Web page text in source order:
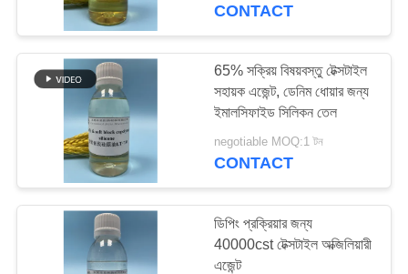
সাইট
ম্যাপ
PRIVACY
POLICY
সিলিকন ব্লক কপোলিমার
সিলিকন স্মুথিং এজেন্ট
CONTACT
65% সক্রিয় বিষয়বস্তু টেক্সটাইল
সহায়ক এজেন্ট, ডেনিম ধোয়ার জন্য
ইমালসিফাইড সিলিকন তেল
negotiable MOQ:1 টন
CONTACT
ডিপিং প্রক্রিয়ার জন্য
40000cst টেক্সটাইল অক্জিলিয়ারী
এজেন্ট